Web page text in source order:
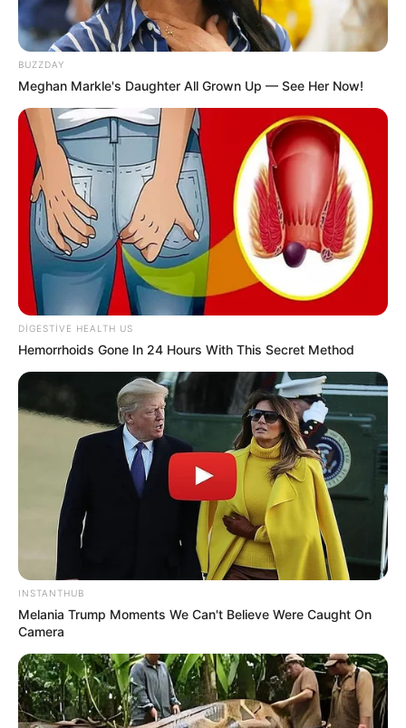
18:45 / 06 Avqust 2026
rəis təyin etdi -FOTO
18:41 / 06 Avqust 2026 CƏMİYYƏT
İcra başçısı üç qurumu birləşdirdi,yeni
rəis təyin etdi
73 0 0
BUZZDAY
Meghan Markle's Daughter All Grown Up — See Her Now!
DIGESTIVE HEALTH US
Hemorrhoids Gone In 24 Hours With This Secret Method
INSTANTHUB
Melania Trump Moments We Can't Believe Were Caught On
Camera